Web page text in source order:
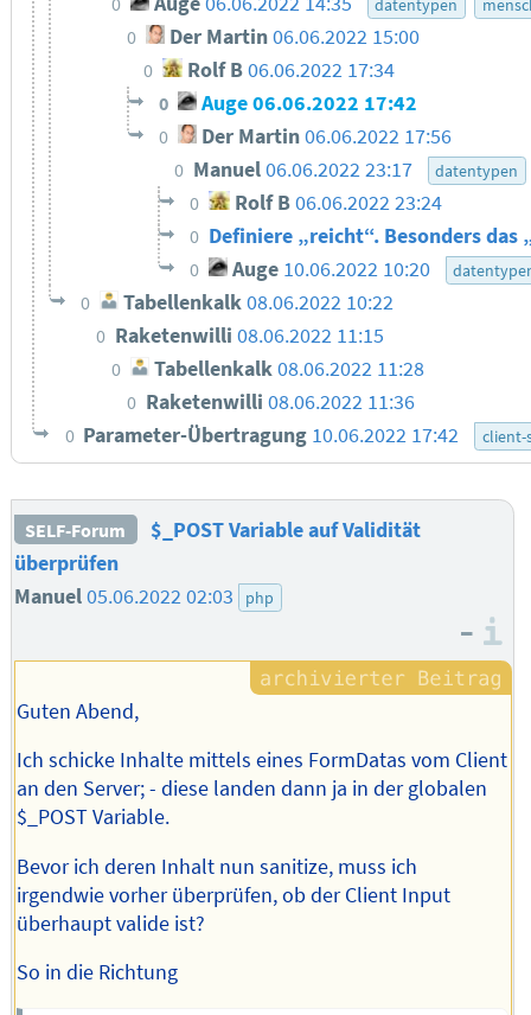
datentypen
0 Der Martin06.06.2022 15:00
0 Rolf B06.06.2022 17:34
0 Auge 06.06.2022 17:42
0 Der Martin 06.06.2022 17:56
0 Manuel06.06.2022 23:17 datentypen
0 Rolf B06.06.2022 23:24
0 Definiere „reicht“. Besonders das
0 Auge 10.06.2022 10:20
0 Tabellenkalk 08.06.2022 10:22
0 Raketenwilli 08.06.2022 11:15
0 Tabellenkalk08.06.2022 11:28
0 Raketenwilli08.06.2022 11:36
0 Parameter-Übertragung 10.06.2022 17:42 client-
SELF-Forum
$_POST Variable auf Validität
überprüfen
Manuel05.06.2022 02:03 php
–
Guten Abend,
Ich schicke Inhalte mittels eines FormDatas vom Client
an den Server; - diese landen dann ja in der globalen
$_POST Variable.
Bevor ich deren Inhalt nun sanitize, muss ich
irgendwie vorher überprüfen, ob der Client Input
überhaupt valide ist?
So in die Richtung